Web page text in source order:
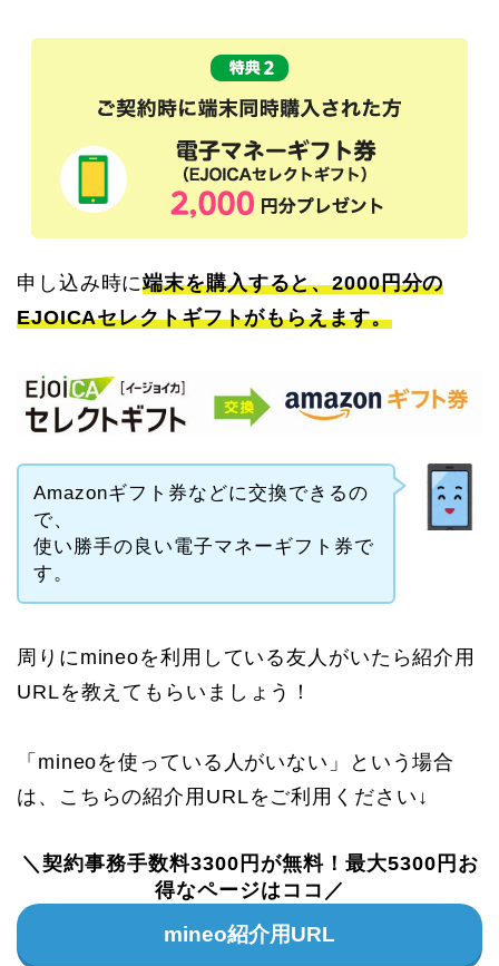
申し込み時に端末を購入すると、2000円分の
EJOICAセレクトギフトがもらえます。
Amazonギフト券などに交換できるの
で、
使い勝手の良い電子マネーギフト券で
す。
周りにmineoを利用している友人がいたら紹介用
URLを教えてもらいましょう！
「mineoを使っている人がいない」という場合
は、こちらの紹介用URLをご利用ください↓
＼契約事務手数料3300円が無料！最大5300円お
得なページはココ／
mineo紹介用URL